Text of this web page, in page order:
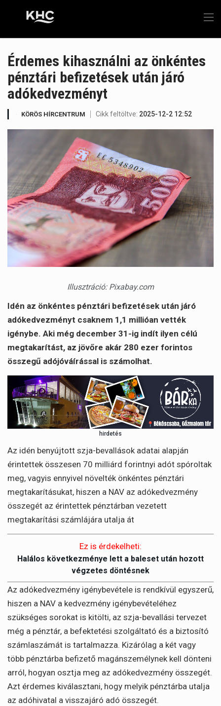
Érdemes kihasználni az önkéntes
pénztári befizetések után járó
adókedvezményt
KÖRÖS HÍRCENTRUM Cikk feltöltve: 2025-12-2 12:52
Illusztráció: Pixabay.com
Idén az önkéntes pénztári befizetések után járó
adókedvezményt csaknem 1,1 millióan vették
igénybe. Aki még december 31-ig indít ilyen célú
megtakarítást, az jövőre akár 280 ezer forintos
összegű adójóváírással is számolhat.
hirdetés
Az idén benyújtott szja-bevallások adatai alapján
érintettek összesen 70 milliárd forintnyi adót spóroltak
meg, vagyis ennyivel növelték önkéntes pénztári
megtakarításukat, hiszen a NAV az adókedvezmény
összegét az érintettek pénztárban vezetett
megtakarítási számlájára utalja át
Ez is érdekelheti:
Halálos következménye lett a baleset után hozott
végzetes döntésnek
Az adókedvezmény igénybevétele is rendkívül egyszerű,
hiszen a NAV a kedvezmény igénybevételéhez
szükséges sorokat is kitölti, az szja-bevallási tervezet
még a pénztár, a befektetési szolgáltató és a biztosító
számlaszámát is tartalmazza. Kizárólag a két vagy
több pénztárba befizető magánszemélynek kell dönteni
arról, hogyan osztja meg az adókedvezmény összegét.
Azt érdemes kiválasztani, hogy melyik pénztárba utalja
az adóhivatal a visszajáró adó összegét.